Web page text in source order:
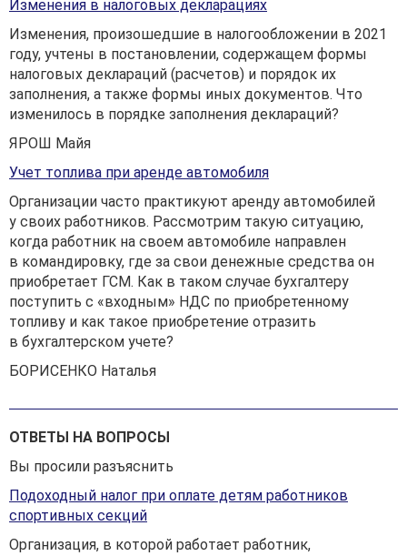
Изменения в налоговых декларациях
Изменения, произошедшие в налогообложении в 2021
году, учтены в постановлении, содержащем формы
налоговых деклараций (расчетов) и порядок их
заполнения, а также формы иных документов. Что
изменилось в порядке заполнения деклараций?
ЯРОШ Майя
Учет топлива при аренде автомобиля
Организации часто практикуют аренду автомобилей
у своих работников. Рассмотрим такую ситуацию,
когда работник на своем автомобиле направлен
в командировку, где за свои денежные средства он
приобретает ГСМ. Как в таком случае бухгалтеру
поступить с «входным» НДС по приобретенному
топливу и как такое приобретение отразить
в бухгалтерском учете?
БОРИСЕНКО Наталья
ОТВЕТЫ НА ВОПРОСЫ
Вы просили разъяснить
Подоходный налог при оплате детям работников
спортивных секций
Организация, в которой работает работник,